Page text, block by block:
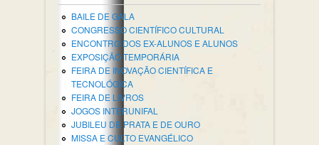
BAILE DE GALA
CONGRESSO CIENTÍFICO CULTURAL
ENCONTRO DOS EX-ALUNOS E ALUNOS
EXPOSIÇÃO TEMPORÁRIA
FEIRA DE INOVAÇÃO CIENTÍFICA E
TECNOLÓGICA
FEIRA DE LIVROS
JOGOS INTERUNIFAL
JUBILEU DE PRATA E DE OURO
MISSA E CULTO EVANGÉLICO